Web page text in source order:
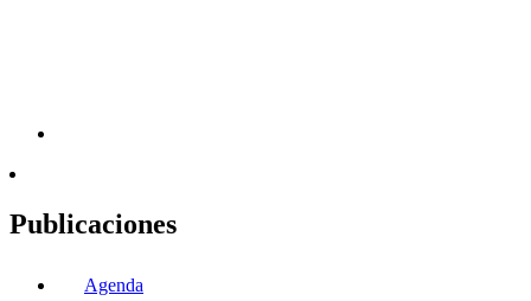
Publicaciones
Agenda